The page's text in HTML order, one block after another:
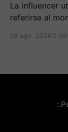
La influencer
referirse al
08 ago. 2026 2